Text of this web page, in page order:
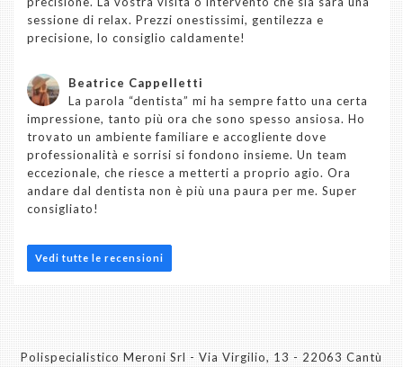
sessione di relax. Prezzi onestissimi, gentilezza e
precisione, lo consiglio caldamente!
Beatrice Cappelletti
La parola “dentista” mi ha sempre fatto una certa
impressione, tanto più ora che sono spesso ansiosa. Ho
trovato un ambiente familiare e accogliente dove
professionalità e sorrisi si fondono insieme. Un team
eccezionale, che riesce a metterti a proprio agio. Ora
andare dal dentista non è più una paura per me. Super
consigliato!
Vedi tutte le recensioni
Polispecialistico Meroni Srl - Via Virgilio, 13 - 22063 Cantù